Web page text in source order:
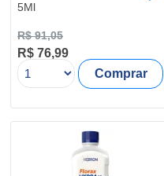
5Ml
R$ 91,05
R$ 76,99
Comprar